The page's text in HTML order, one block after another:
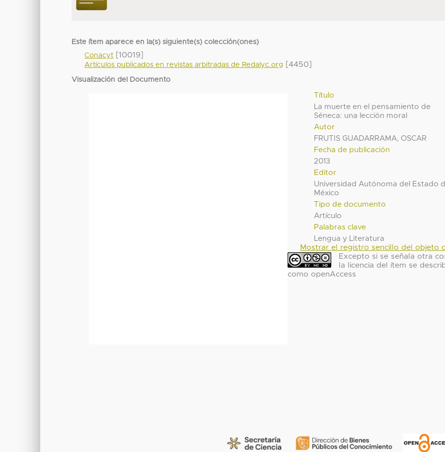
Este ítem aparece en la(s) siguiente(s) colección(ones)
Conacyt [10019]
Artículos publicados en revistas arbitradas de Redalyc.org [4450]
Visualización del Documento
Título
La muerte en el pensamiento de
Séneca: una lección moral
Autor
FRUTIS GUADARRAMA, OSCAR
Fecha de publicación
2013
Editor
Universidad Autónoma del Estado
México
Tipo de documento
Artículo
Palabras clave
Lengua y Literatura
Mostrar el registro sencillo del objeto
Excepto si se señala otra
la licencia del ítem se
como openAccess